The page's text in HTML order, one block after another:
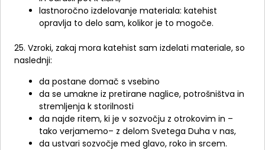
lastnoročno izdelovanje materiala: katehist
opravlja to delo sam, kolikor je to mogoče.
25. Vzroki, zakaj mora katehist sam izdelati materiale, so
naslednji:
da postane domač s vsebino
da se umakne iz pretirane naglice, potrošništva in
stremljenja k storilnosti
da najde ritem, ki je v sozvočju z otrokovim in –
tako verjamemo– z delom Svetega Duha v nas,
da ustvari sozvočje med glavo, roko in srcem.